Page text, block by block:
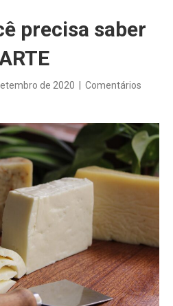
precisa saber
de 2020
Comentários